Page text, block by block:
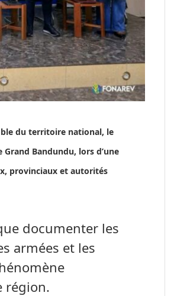
du territoire national, le
Bandundu, lors d’une
provinciaux et autorités
documenter les
armées et les
région.